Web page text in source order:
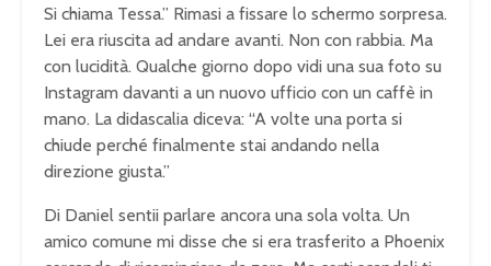
Si chiama Tessa.” Rimasi a fissare lo schermo sorpresa.
Lei era riuscita ad andare avanti. Non con rabbia. Ma
con lucidità. Qualche giorno dopo vidi una sua foto su
Instagram davanti a un nuovo ufficio con un caffè in
mano. La didascalia diceva: “A volte una porta si
chiude perché finalmente stai andando nella
direzione giusta.”
Di Daniel sentii parlare ancora una sola volta. Un
amico comune mi disse che si era trasferito a Phoenix